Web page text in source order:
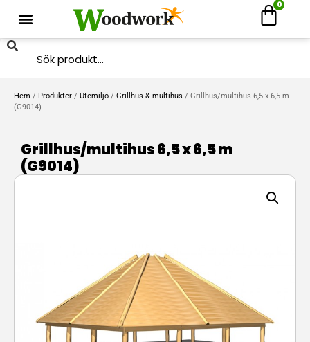
0
Hem / Produkter / Utemiljö / Grillhus & multihus / Grillhus/multihus 6,5 x 6,5 m
(G9014)
Grillhus/multihus 6,5 x 6,5 m
(G9014)